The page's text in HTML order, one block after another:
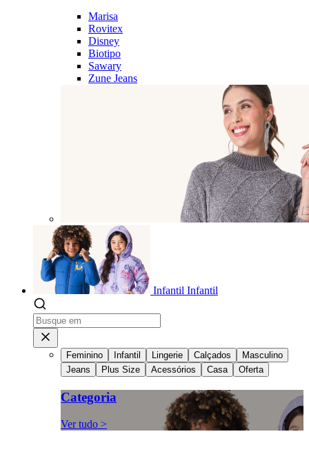
Marisa
Rovitex
Disney
Biotipo
Sawary
Zune Jeans
Infantil Infantil
Feminino Infantil Lingerie Calçados
Masculino
Jeans
Plus Size Acessórios Casa Oferta
Categoria
Ver tudo >